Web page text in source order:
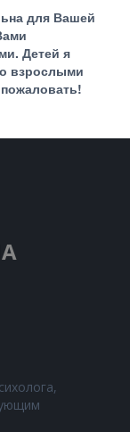
для Вашей
Детей я
взрослыми